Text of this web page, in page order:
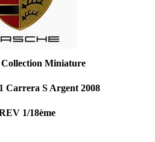
Miniature
Carrera S Argent 2008
1/18ème